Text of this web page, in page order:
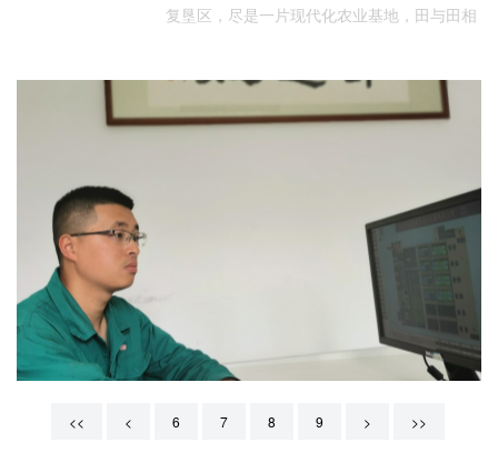
复垦区，尽是一片现代化农业基地，田与田相
<< < 6 7 8 9 > >>